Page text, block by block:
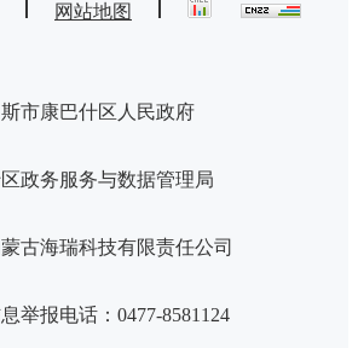
网站地图
市康巴什区人民政府
政务服务与数据管理局
古海瑞科技有限责任公司
举报电话：0477-8581124